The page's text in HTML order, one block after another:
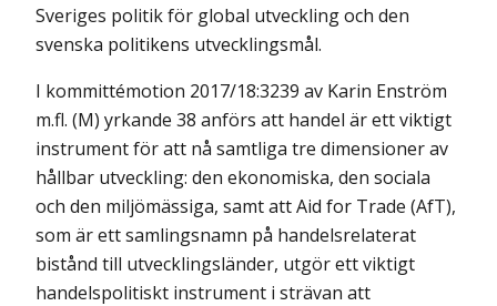
Sveriges politik för global utveckling och den
svenska politikens utvecklingsmål.
I kommittémotion 2017/18:3239 av Karin Enström
m.fl. (M) yrkande 38 anförs att handel är ett viktigt
instrument för att nå samtliga tre dimensioner av
hållbar utveckling: den ekonomiska, den sociala
och den miljömässiga, samt att Aid for Trade (AfT),
som är ett samlingsnamn på handelsrelaterat
bistånd till utvecklingsländer, utgör ett viktigt
handelspolitiskt instrument i strävan att